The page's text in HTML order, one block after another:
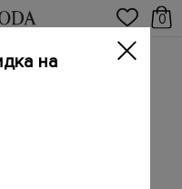
0
пряжи Sparkling
на